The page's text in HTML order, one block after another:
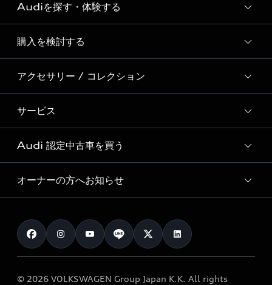
Audi ブランド
Story of Progress
Audi Sport
Formula 1®
デジタルサービス
Audiを探す・体験する
ディーラー検索
新車在庫検索
試乗車・展示車検索
見積り依頼
試乗予約
購入を検討する
モデル一覧
特別仕様モデル / 限定モデル
e-tronラインアップ
価格シミュレーション
車両比較
カタログ一覧
アクセサリー / コレクション
純正アクセサリー
オンラインショップ
Audi collection
アウディナビアプリ
サービス
サービス入庫予約
サービスプログラム
メンテナンス
車検 / 定期点検
e-tronアフターサポート
Audi 認定中古車を買う
Audi認定中古車
クオリティ
保証
メンテナンス
オーナーの方へお知らせ
お知らせ
オーナー様向けキャンペーン
© 2026 VOLKSWAGEN Group Japan K.K. All rights